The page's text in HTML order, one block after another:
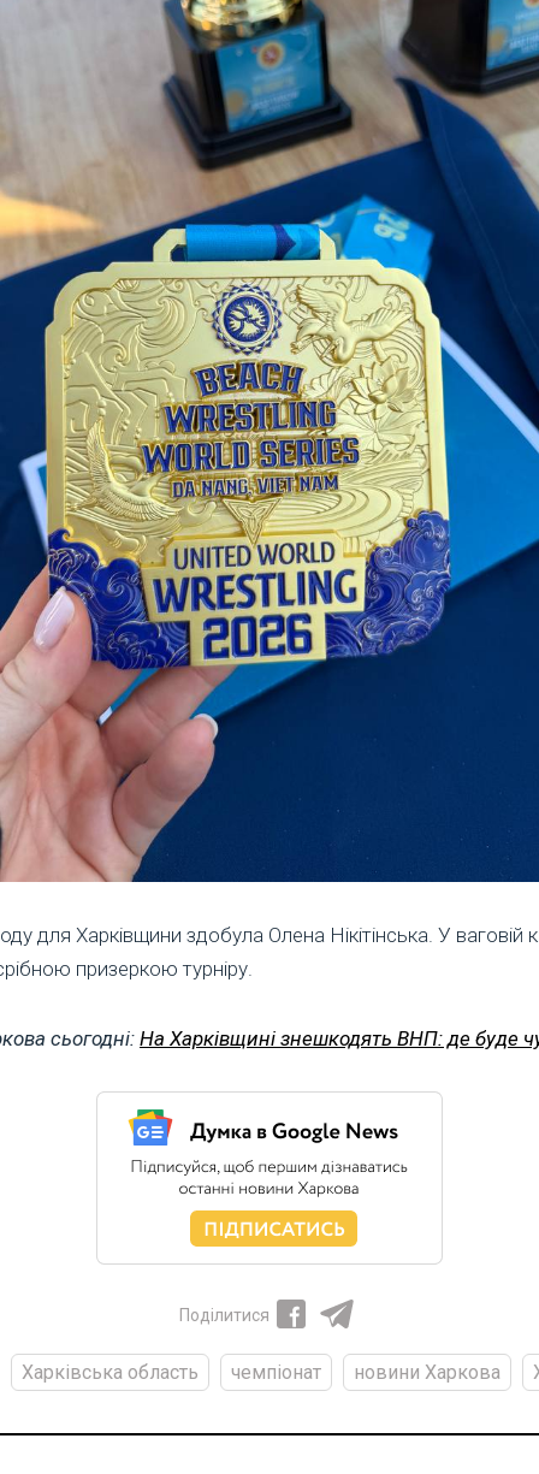
для Харківщини здобула Олена Нікітінська. У ваговій
призеркою турніру.
сьогодні: На Харківщині знешкодять ВНП: де буде
Поділитися
Харківська область чемпіонат новини Харкова